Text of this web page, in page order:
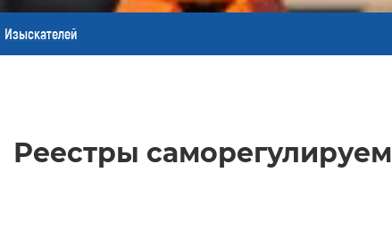
Изыскателей
Реестры